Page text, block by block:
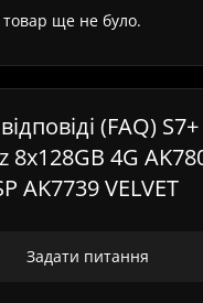
товар ще не було.
(FAQ)
8x128GB 4G
AK7739 VELVET
Задати питання